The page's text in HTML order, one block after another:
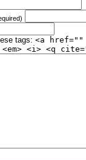
tags: <a
<i> <q